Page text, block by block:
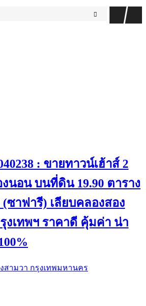
: ขายทาวน์เฮ้าส์ 2
นอน บนที่ดิน 19.90 ตาราง
ซาฟารี) เลียบคลองสอง
งเทพฯ ราคาดี คุ้มค่า น่า
สามวา กรุงเทพมหานคร